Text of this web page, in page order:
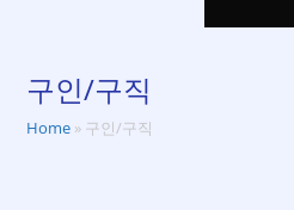
구인/구직
Home » 구인/구직